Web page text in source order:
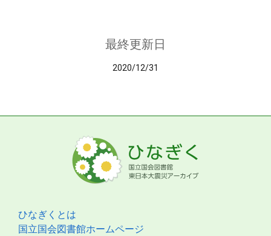
最終更新日
2020/12/31
ひなぎくとは
国立国会図書館ホームページ